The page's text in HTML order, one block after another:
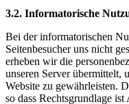
3.2. Informatorische
Bei der informatorischen
Seitenbesucher uns nicht
erheben wir die
unseren Server übermittelt,
Website zu gewährleisten.
so dass Rechtsgrundlage